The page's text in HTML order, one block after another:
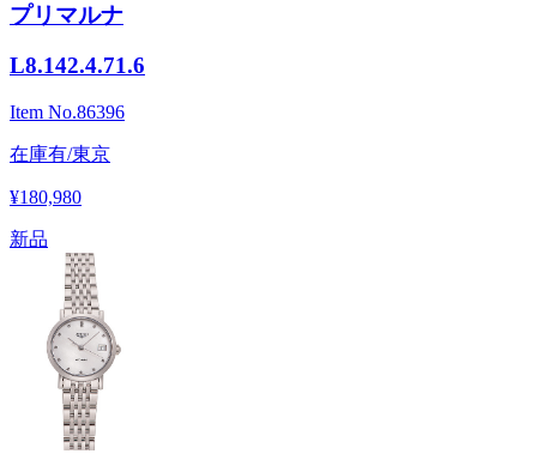
プリマルナ
L8.142.4.71.6
Item No.86396
在庫有/東京
¥180,980
新品